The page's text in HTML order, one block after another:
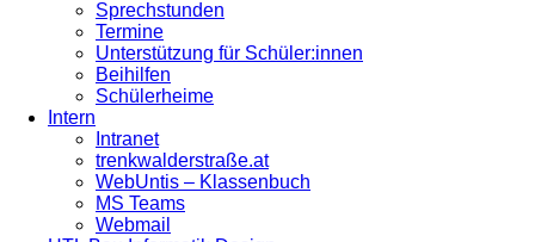
Sprechstunden
Termine
Unterstützung für Schüler:innen
Beihilfen
Schülerheime
Intern
Intranet
trenkwalderstraße.at
WebUntis – Klassenbuch
MS Teams
Webmail